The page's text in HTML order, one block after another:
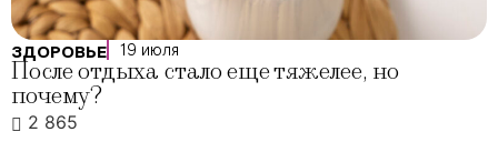
ЗДОРОВЬЕ 19 июля
После отдыха стало еще тяжелее, но
почему?
2 865